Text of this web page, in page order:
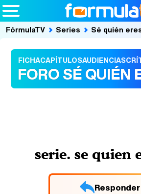
FórmulaTV Series Sé quién
FICHACAPÍTULOSAUDIENCIAS
FORO SÉ QUIÉN
serie. se quien
Responder